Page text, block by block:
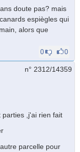
doute pas? mais
espiègles qui
alors que
0 0
n° 2312/14359
parties ,j'ai rien fait
parcelle pour